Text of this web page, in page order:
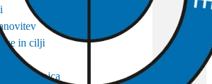
in cilji
izkaznica